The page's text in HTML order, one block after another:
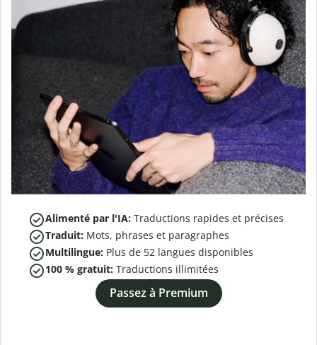
Alimenté par l'IA: Traductions rapides et précises
Traduit: Mots, phrases et paragraphes
Multilingue: Plus de 52 langues disponibles
100 % gratuit: Traductions illimitées
Passez à Premium